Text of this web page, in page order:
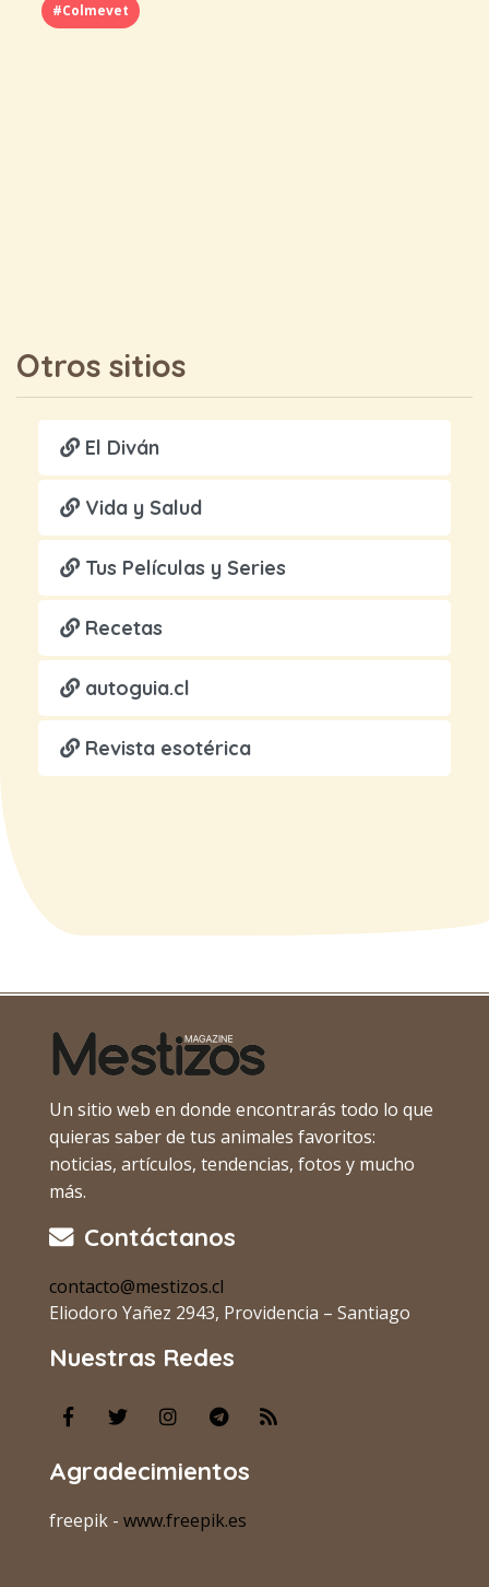
#Colmevet
Otros sitios
El Diván
Vida y Salud
Tus Películas y Series
Recetas
autoguia.cl
Revista esotérica
Un sitio web en donde encontrarás todo lo que
quieras saber de tus animales favoritos:
noticias, artículos, tendencias, fotos y mucho
más.
Contáctanos
contacto@mestizos.cl
Eliodoro Yañez 2943, Providencia – Santiago
Nuestras Redes
Agradecimientos
freepik - www.freepik.es